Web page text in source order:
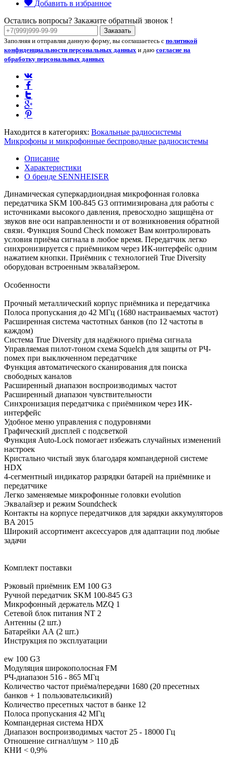
Добавить в избранное
Остались вопросы? Закажите обратный звонок !
Заказать
Заполняя и отправляя данную форму, вы соглашаетесь с политикой
конфиденциальности персональных данных и даю согласие на
обработку персональных данных
Находится в категориях: Вокальные радиосистемы
Микрофоны и микрофонные беспроводные радиосистемы
Описание
Характеристики
О бренде SENNHEISER
Динамическая суперкардиоидная микрофонная головка
передатчика SKM 100-845 G3 оптимизирована для работы с
источниками высокого давления, превосходно защищёна от
звуков вне оси направленности и от возникновения обратной
связи. Функция Sound Check поможет Вам контролировать
условия приёма сигнала в любое время. Передатчик легко
синхронизируется с приёмником через ИК-интерфейс одним
нажатием кнопки. Приёмник с технологией True Diversity
оборудован встроенным эквалайзером.
Особенности
Прочный металлический корпус приёмника и передатчика
Полоса пропускания до 42 МГц (1680 настраиваемых частот)
Расширенная система частотных банков (по 12 частоты в
каждом)
Система True Diversity для надёжного приёма сигнала
Управляемая пилот-тоном схема Squelch для защиты от РЧ-
помех при выключенном передатчике
Функция автоматического сканирования для поиска
свободных каналов
Расширенный диапазон воспроизводимых частот
Расширенный диапазон чувствительности
Синхронизация передатчика с приёмником через ИК-
интерфейс
Удобное меню управления с подуровнями
Графический дисплей с подсветкой
Функция Auto-Lock помогает избежать случайных изменений
настроек
Кристально чистый звук благодаря компандерной системе
HDX
4-сегментный индикатор разрядки батарей на приёмнике и
передатчике
Легко заменяемые микрофонные головки evolution
Эквалайзер и режим Soundcheck
Контакты на корпусе передатчиков для зарядки аккумуляторов
BA 2015
Широкий ассортимент аксессуаров для адаптации под любые
задачи
Комплект поставки
Рэковый приёмник EM 100 G3
Ручной передатчик SKM 100-845 G3
Микрофонный держатель MZQ 1
Сетевой блок питания NT 2
Антенны (2 шт.)
Батарейки АА (2 шт.)
Инструкция по эксплуатации
ew 100 G3
Модуляция широкополосная FM
РЧ-диапазон 516 - 865 МГц
Количество частот приёма/передачи 1680 (20 пресетных
банков + 1 пользовательсикий)
Количество пресетных частот в банке 12
Полоса пропускания 42 МГц
Компандерная система HDX
Диапазон воспроизводимых частот 25 - 18000 Гц
Отношение сигнал/шум > 110 дБ
КНИ < 0,9%